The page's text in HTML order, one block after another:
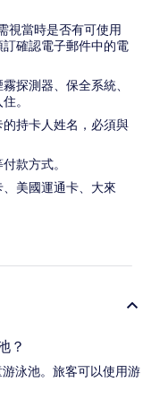
視當時是否有可使用
確認電子郵件中的電
探測器、保全系統、
。
持卡人姓名，必須與
款方式。
美國運通卡、大來
？
泳池。旅客可以使用游